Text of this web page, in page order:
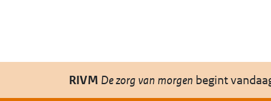
RIVM De zorg van morgen begint